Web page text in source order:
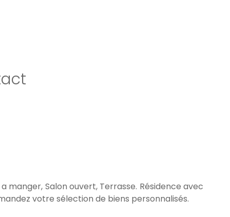
manger, Salon ouvert, Terrasse. Résidence avec
votre sélection de biens personnalisés.